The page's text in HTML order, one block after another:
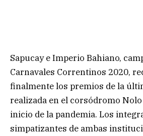
Sapucay e Imperio Bahiano,
Carnavales Correntinos 2020,
finalmente los premios de la
realizada en el corsódromo
inicio de la pandemia. Los
simpatizantes de ambas